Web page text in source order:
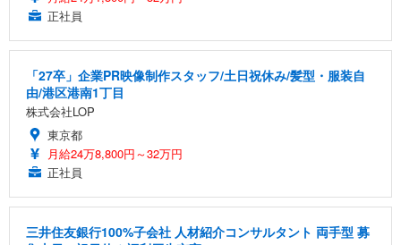
正社員
「27卒」企業PR映像制作スタッフ/土日祝休み/髪型・服装自
由/港区港南1丁目
株式会社LOP
東京都
月給24万8,800円～32万円
正社員
三井住友銀行100%子会社 人材紹介コンサルタント 両手型 募